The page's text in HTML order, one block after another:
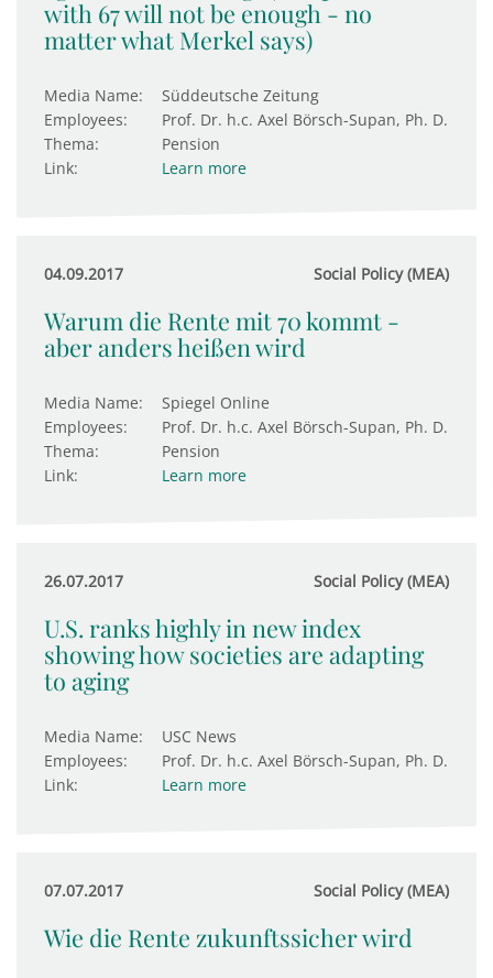
with 67 will not be enough - no
matter what Merkel says)
Media Name:
Süddeutsche Zeitung
Employees:
Prof. Dr. h.c. Axel Börsch-Supan, Ph. D.
Thema:
Pension
Link:
Learn more
04.09.2017 Social Policy (MEA)
Warum die Rente mit 70 kommt -
aber anders heißen wird
Media Name:
Spiegel Online
Employees:
Prof. Dr. h.c. Axel Börsch-Supan, Ph. D.
Thema:
Pension
Link:
Learn more
26.07.2017 Social Policy (MEA)
U.S. ranks highly in new index
showing how societies are adapting
to aging
Media Name:
USC News
Employees:
Prof. Dr. h.c. Axel Börsch-Supan, Ph. D.
Link:
Learn more
07.07.2017 Social Policy (MEA)
Wie die Rente zukunftssicher wird